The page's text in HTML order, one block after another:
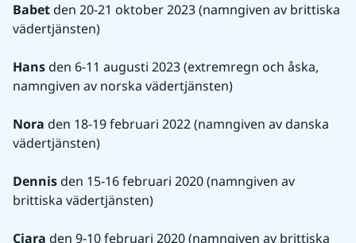
Babet den 20-21 oktober 2023 (namngiven av brittiska
vädertjänsten)
Hans den 6-11 augusti 2023 (extremregn och åska,
namngiven av norska vädertjänsten)
Nora den 18-19 februari 2022 (namngiven av danska
vädertjänsten)
Dennis den 15-16 februari 2020 (namngiven av
brittiska vädertjänsten)
Ciara den 9-10 februari 2020 (namngiven av brittiska